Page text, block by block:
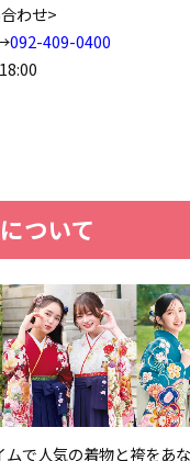
わせ>
092-409-0400
ついて
ムで人気の着物と袴をあ